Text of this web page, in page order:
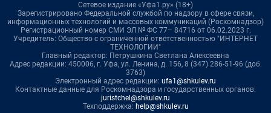
Сетевое издание «Уфа1.ру» (18+)
Зарегистрировано Федеральной службой по надзору в сфере связи,
информационных технологий и массовых коммуникаций (Роскомнадзор)
Регистрационный номер СМИ ЭЛ № ФС 77– 84716 от 06.02.2023 г.
Учредитель: Общество с ограниченной ответственностью "ИНТЕРНЕТ
ТЕХНОЛОГИИ"
Главный редактор: Петрушкина Светлана Алексеевна
Адрес редакции: 450006, г. Уфа, ул. Ленина, д. 156, 8 (347) 286-51-96 (доб.
3763)
Электронный адрес редакции: ufa1@shkulev.ru
Контактные данные для Роскомнадзора и государственных органов:
juristchel@shkulev.ru
Техподдержка: help@shkulev.ru